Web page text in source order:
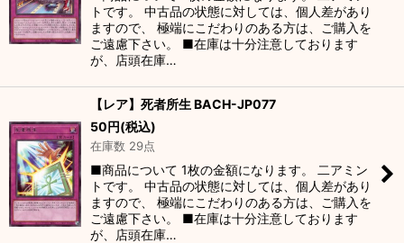
トです。 中古品の状態に対しては、個人差があり
ますので、 極端にこだわりのある方は、ご購入を
ご遠慮下さい。 ■在庫は十分注意しております
が、店頭在庫…
【レア】死者所生 BACH-JP077
50円(税込)
在庫数 29点
■商品について 1枚の金額になります。 二アミン
トです。 中古品の状態に対しては、個人差があり
ますので、 極端にこだわりのある方は、ご購入を
ご遠慮下さい。 ■在庫は十分注意しております
が、店頭在庫…